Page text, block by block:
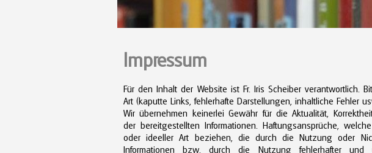
Impressum
Für den Inhalt der Website ist Fr. Iris Scheiber verantwortlich.
Art (kaputte Links, fehlerhafte Darstellungen, inhaltliche Fehler
Wir übernehmen keinerlei Gewähr für die Aktualität,
der bereitgestellten Informationen. Haftungsansprüche,
oder ideeller Art beziehen, die durch die Nutzung oder
Informationen bzw. durch die Nutzung fehlerhafter und